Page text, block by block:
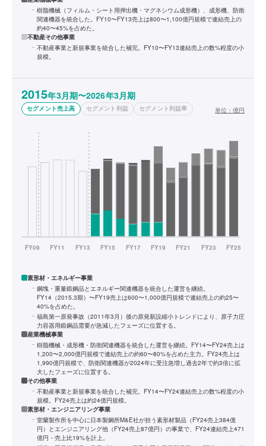
樹脂機械（フィルム・シート用押出機・マグネシウム成形機）、成形機、防衛
関連機器を統合した。FY10〜FY13売上は800〜1,100億円規模で連結売上の
約40〜45%を占めた。
不動産その他事業
不動産事業と新規事業を統合した補完。FY10〜FY13連結売上の数%程度の小
規模。
2015年3月期〜2026年3月期
セグメント売上高 セグメント利益 セグメント利益率 単位： 億円
素形材・エネルギー事業
鋼塊・重量鍛鋼品とエネルギー関連機器を統合した運営を継続。
FY14（2015.3期）〜FY19売上は600〜1,000億円規模で連結売上の約25〜
40%を占めた。
福島第一原発事故（2011年3月）後の原発新設縮小トレンドにより、原子力圧
力容器用鍛鋼品需要が急減したフェーズに位置する。
産業機械事業
樹脂機械・成形機・防衛関連機器を統合した運営を継続。FY14〜FY24売上は
1,200〜2,000億円規模で連結売上の約60〜80%を占めた主力。FY24売上は
1,990億円規模で、防衛関連機器が2024年に受注急増し過去2年で約3倍に拡
大したフェーズに位置する。
その他事業
不動産事業と新規事業を統合した補完。FY14〜FY24連結売上の数%程度の小
規模。FY24売上は約24億円規模。
素形材・エンジニアリング事業
室蘭製作所を中心に日本製鋼所M&E社が担う素形材製品（FY24売上384億
円）とエンジニアリング他（FY24売上87億円）の事業で、FY24連結売上471
億円・売上比19%を計上。